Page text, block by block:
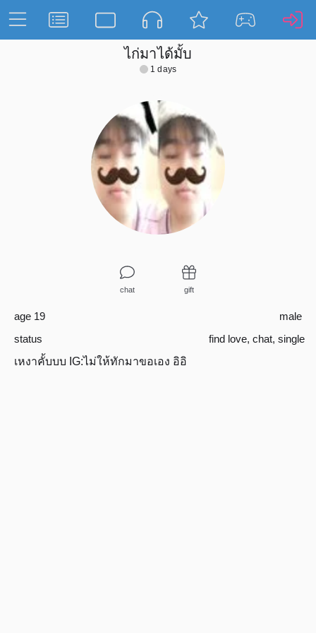
ไก่มาได้มั้บ
1 days
chat gift
age 19
male
status
find love, chat, single
เหงาคั้บบบ IG:ไม่ให้ทักมาขอเอง อิอิ